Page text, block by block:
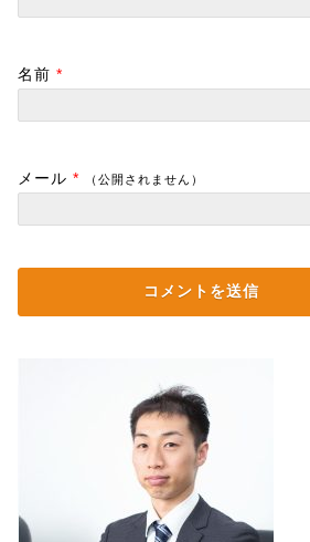
名前 *
メール * （公開されません）